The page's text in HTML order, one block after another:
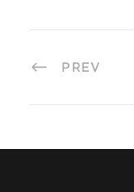
PREV